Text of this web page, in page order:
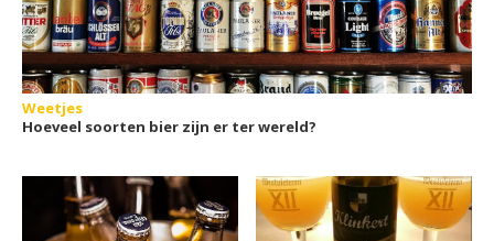
Weetjes
Hoeveel soorten bier zijn er ter wereld?